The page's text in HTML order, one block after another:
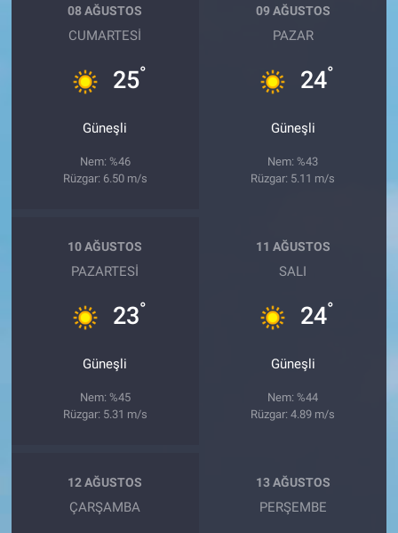
08 AĞUSTOS
CUMARTESI
25°
Güneşli
Nem: %46
Rüzgar: 6.50 m/s
09 AĞUSTOS
PAZAR
24°
Güneşli
Nem: %43
Rüzgar: 5.11 m/s
10 AĞUSTOS
PAZARTESI
23°
Güneşli
Nem: %45
Rüzgar: 5.31 m/s
11 AĞUSTOS
SALI
24°
Güneşli
Nem: %44
Rüzgar: 4.89 m/s
12 AĞUSTOS
ÇARŞAMBA
13 AĞUSTOS
PERŞEMBE